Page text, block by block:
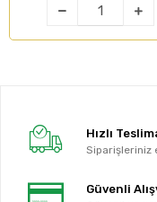
Hızlı
Siparişleriniz
Güvenli